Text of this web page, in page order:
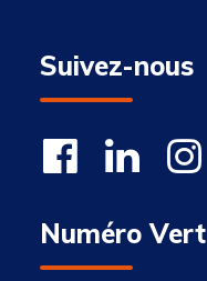
Suivez-nous
Numéro Vert